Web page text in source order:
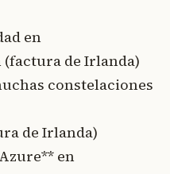
en
de Irlanda)
constelaciones
de Irlanda)
en